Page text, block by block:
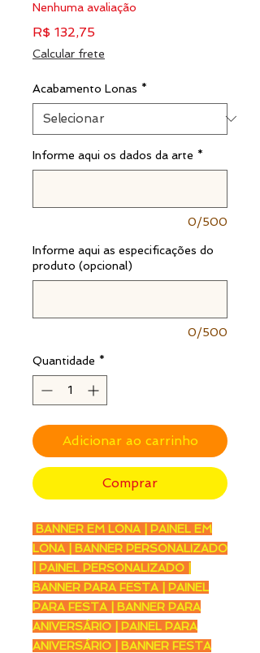
Nenhuma avaliação
R$ 132,75Preço
Calcular frete
Acabamento Lonas *
Informe aqui os dados da arte *
0/500
Informe aqui as especificações do
produto (opcional)
0/500
Quantidade *
Adicionar ao carrinho
Comprar
BANNER EM LONA | PAINEL EM
LONA | BANNER PERSONALIZADO
| PAINEL PERSONALIZADO |
BANNER PARA FESTA | PAINEL
PARA FESTA | BANNER PARA
ANIVERSÁRIO | PAINEL PARA
ANIVERSÁRIO | BANNER FESTA